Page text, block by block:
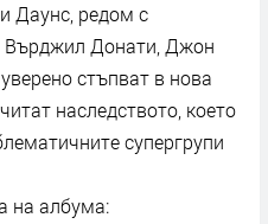
Даунс, редом с
Върджил Донати, Джон
стъпват в нова
наследството, което
супергрупи
на албума: